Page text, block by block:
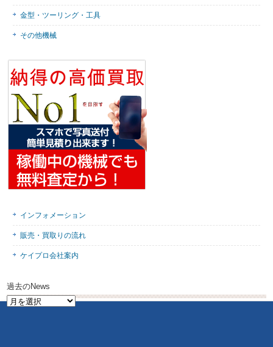
金型・ツーリング・工具
その他機械
インフォメーション
販売・買取りの流れ
ケイプロ会社案内
過去のNews
過